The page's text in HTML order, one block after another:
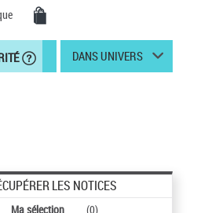
DANS UNIVERS
LES NOTICES
Ma sélection (0)